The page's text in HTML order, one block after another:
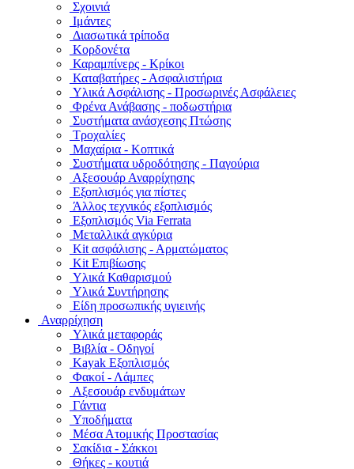
Σχοινιά
Ιμάντες
Διασωτικά τρίποδα
Κορδονέτα
Καραμπίνερς - Κρίκοι
Καταβατήρες - Ασφαλιστήρια
Υλικά Ασφάλισης - Προσωρινές Ασφάλειες
Φρένα Ανάβασης - ποδωστήρια
Συστήματα ανάσχεσης Πτώσης
Τροχαλίες
Μαχαίρια - Κοπτικά
Συστήματα υδροδότησης - Παγούρια
Αξεσουάρ Αναρρίχησης
Εξοπλισμός για πίστες
Άλλος τεχνικός εξοπλισμός
Εξοπλισμός Via Ferrata
Μεταλλικά αγκύρια
Kit ασφάλισης - Αρματώματος
Kit Επιβίωσης
Υλικά Καθαρισμού
Υλικά Συντήρησης
Είδη προσωπικής υγιεινής
Αναρρίχηση
Υλικά μεταφοράς
Βιβλία - Οδηγοί
Kayak Εξοπλισμός
Φακοί - Λάμπες
Αξεσουάρ ενδυμάτων
Γάντια
Υποδήματα
Μέσα Ατομικής Προστασίας
Σακίδια - Σάκκοι
Θήκες - κουτιά